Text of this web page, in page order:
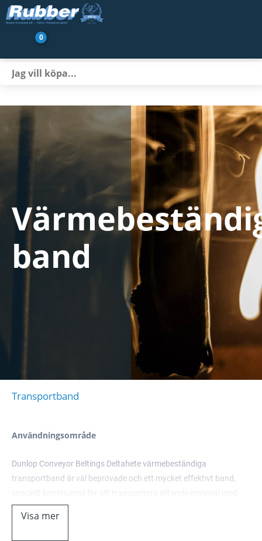
Transportbandsservice
Nyheter/Artiklar
Om oss
Kontakt
0
band
Transportband
Användningsområde
Dunlop Conveyor Beltings Deltahete värmebeständiga
transportband är väl beprövade och ett mycket effektivt band,
höga temperaturer under även de mest krävande förhållandena.
Deltahete tål kontinuerliga materialtemperaturer upp till 200 ° C
Visa mer